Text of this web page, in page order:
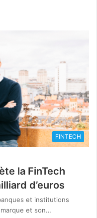
FINTECH
la FinTech
d’euros
et institutions
et son…